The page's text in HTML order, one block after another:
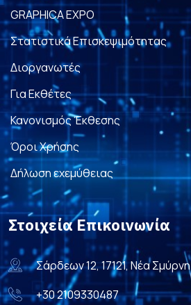
GRAPHICA EXPO
Στατιστικά Επισκεψιμότητας
Διοργανωτές
Για Εκθέτες
Κανονισμός Έκθεσης
Όροι Χρήσης
Δήλωση εχεμύθειας
Στοιχεία Επικοινωνία
Σάρδεων 12, 17121, Νέα Σμύρνη
+30 2109330487